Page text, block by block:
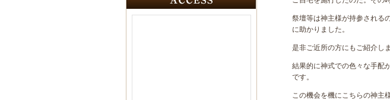
祭壇等は神主様が持参される
に助かりました。
是非ご近所の方にもご紹介し
結果的に神式での色々な手配
です。
この機会を機にこちらの神主